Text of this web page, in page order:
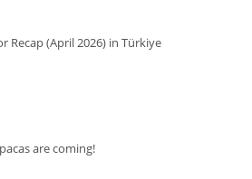
Recap (April 2026) in Türkiye
are coming!